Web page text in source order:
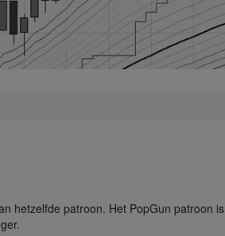
hetzelfde patroon. Het PopGun patroon is